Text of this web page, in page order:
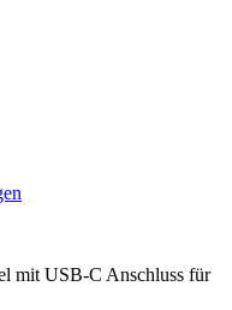
mit USB-C Anschluss für